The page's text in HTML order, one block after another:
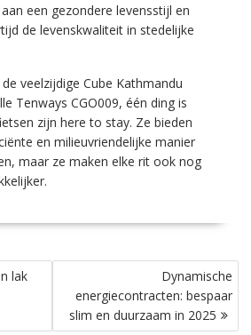
een gezondere levensstijl en
de levenskwaliteit in stedelijke
veelzijdige Cube Kathmandu
Tenways CGO009, één ding is
zijn here to stay. Ze bieden
en milieuvriendelijke manier
maar ze maken elke rit ook nog
lak
Dynamische
energiecontracten: bespaar
slim en duurzaam in 2025